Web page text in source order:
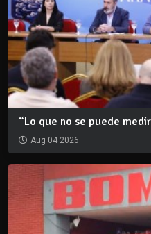
“Lo que no se puede
Aug 04 2026